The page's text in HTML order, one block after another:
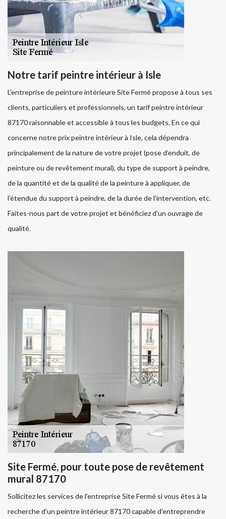
Notre tarif peintre intérieur à Isle
L’entreprise de peinture intérieure Site Fermé propose à tous ses
clients, particuliers et professionnels, un tarif peintre intérieur
87170 raisonnable et accessible à tous les budgets. En ce qui
concerne notre prix peintre intérieur à Isle, cela dépendra
principalement de la nature de votre projet (pose d’enduit, de
peinture ou de revêtement mural), du type de support à peindre,
de la quantité et de la qualité de la peinture à appliquer, de
l’étendue du support à peindre, de la durée de l’intervention, etc.
Faites-nous part de votre projet et bénéficiez d’un ouvrage de
qualité.
Site Fermé, pour toute pose de revêtement
mural 87170
Sollicitez les services de l’entreprise Site Fermé si vous êtes à la
recherche d’un peintre intérieur 87170 capable d’entreprendre